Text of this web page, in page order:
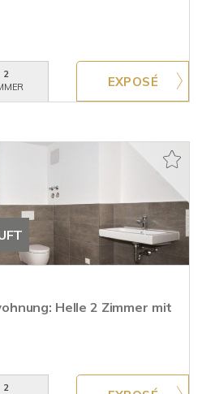
2
Helle 2 Zimmer mit
2